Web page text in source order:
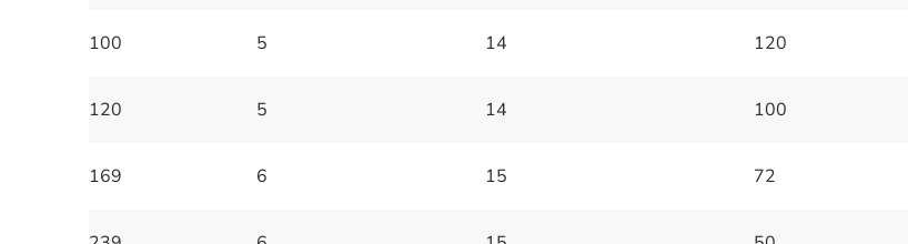
100 5 14 120
120 5 14 100
169 6 15 72